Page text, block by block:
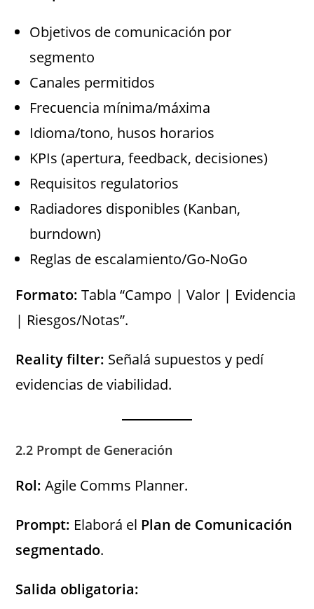
Objetivos de comunicación por
segmento
Canales permitidos
Frecuencia mínima/máxima
Idioma/tono, husos horarios
KPIs (apertura, feedback, decisiones)
Requisitos regulatorios
Radiadores disponibles (Kanban,
burndown)
Reglas de escalamiento/Go-NoGo
Formato: Tabla “Campo | Valor | Evidencia
| Riesgos/Notas”.
Reality filter: Señalá supuestos y pedí
evidencias de viabilidad.
2.2 Prompt de Generación
Rol: Agile Comms Planner.
Prompt: Elaborá el Plan de Comunicación
segmentado.
Salida obligatoria: